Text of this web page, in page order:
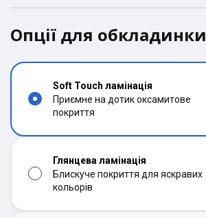
Опції для обкладинки
Soft Touch ламінація
Приємне на дотик оксамитове
покриття
Глянцева ламінація
Блискуче покриття для яскравих
кольорів